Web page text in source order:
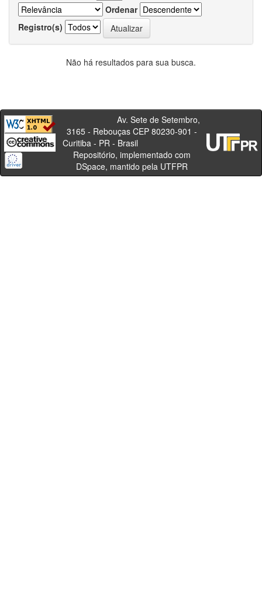
Ordenar
Registro(s)
Não há resultados para sua busca.
Av. Sete de Setembro,
3165 - Rebouças CEP 80230-901 -
Curitiba - PR - Brasil
Repositório, implementado com
DSpace, mantido pela UTFPR